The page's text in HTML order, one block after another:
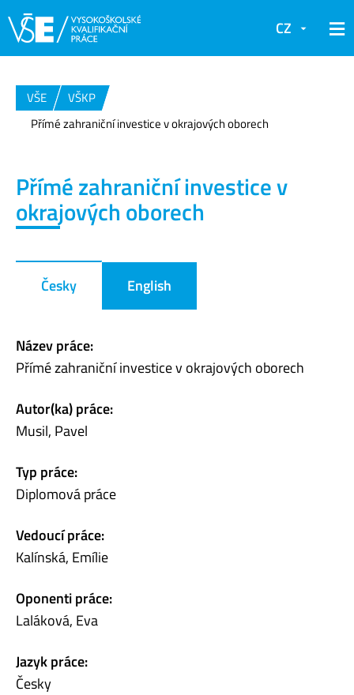
CZ
VŠE
VŠKP
Přímé zahraniční investice v okrajových oborech
Přímé zahraniční investice v
okrajových oborech
Česky English
Název práce:
Přímé zahraniční investice v okrajových oborech
Autor(ka) práce:
Musil, Pavel
Typ práce:
Diplomová práce
Vedoucí práce:
Kalínská, Emílie
Oponenti práce:
Laláková, Eva
Jazyk práce:
Česky